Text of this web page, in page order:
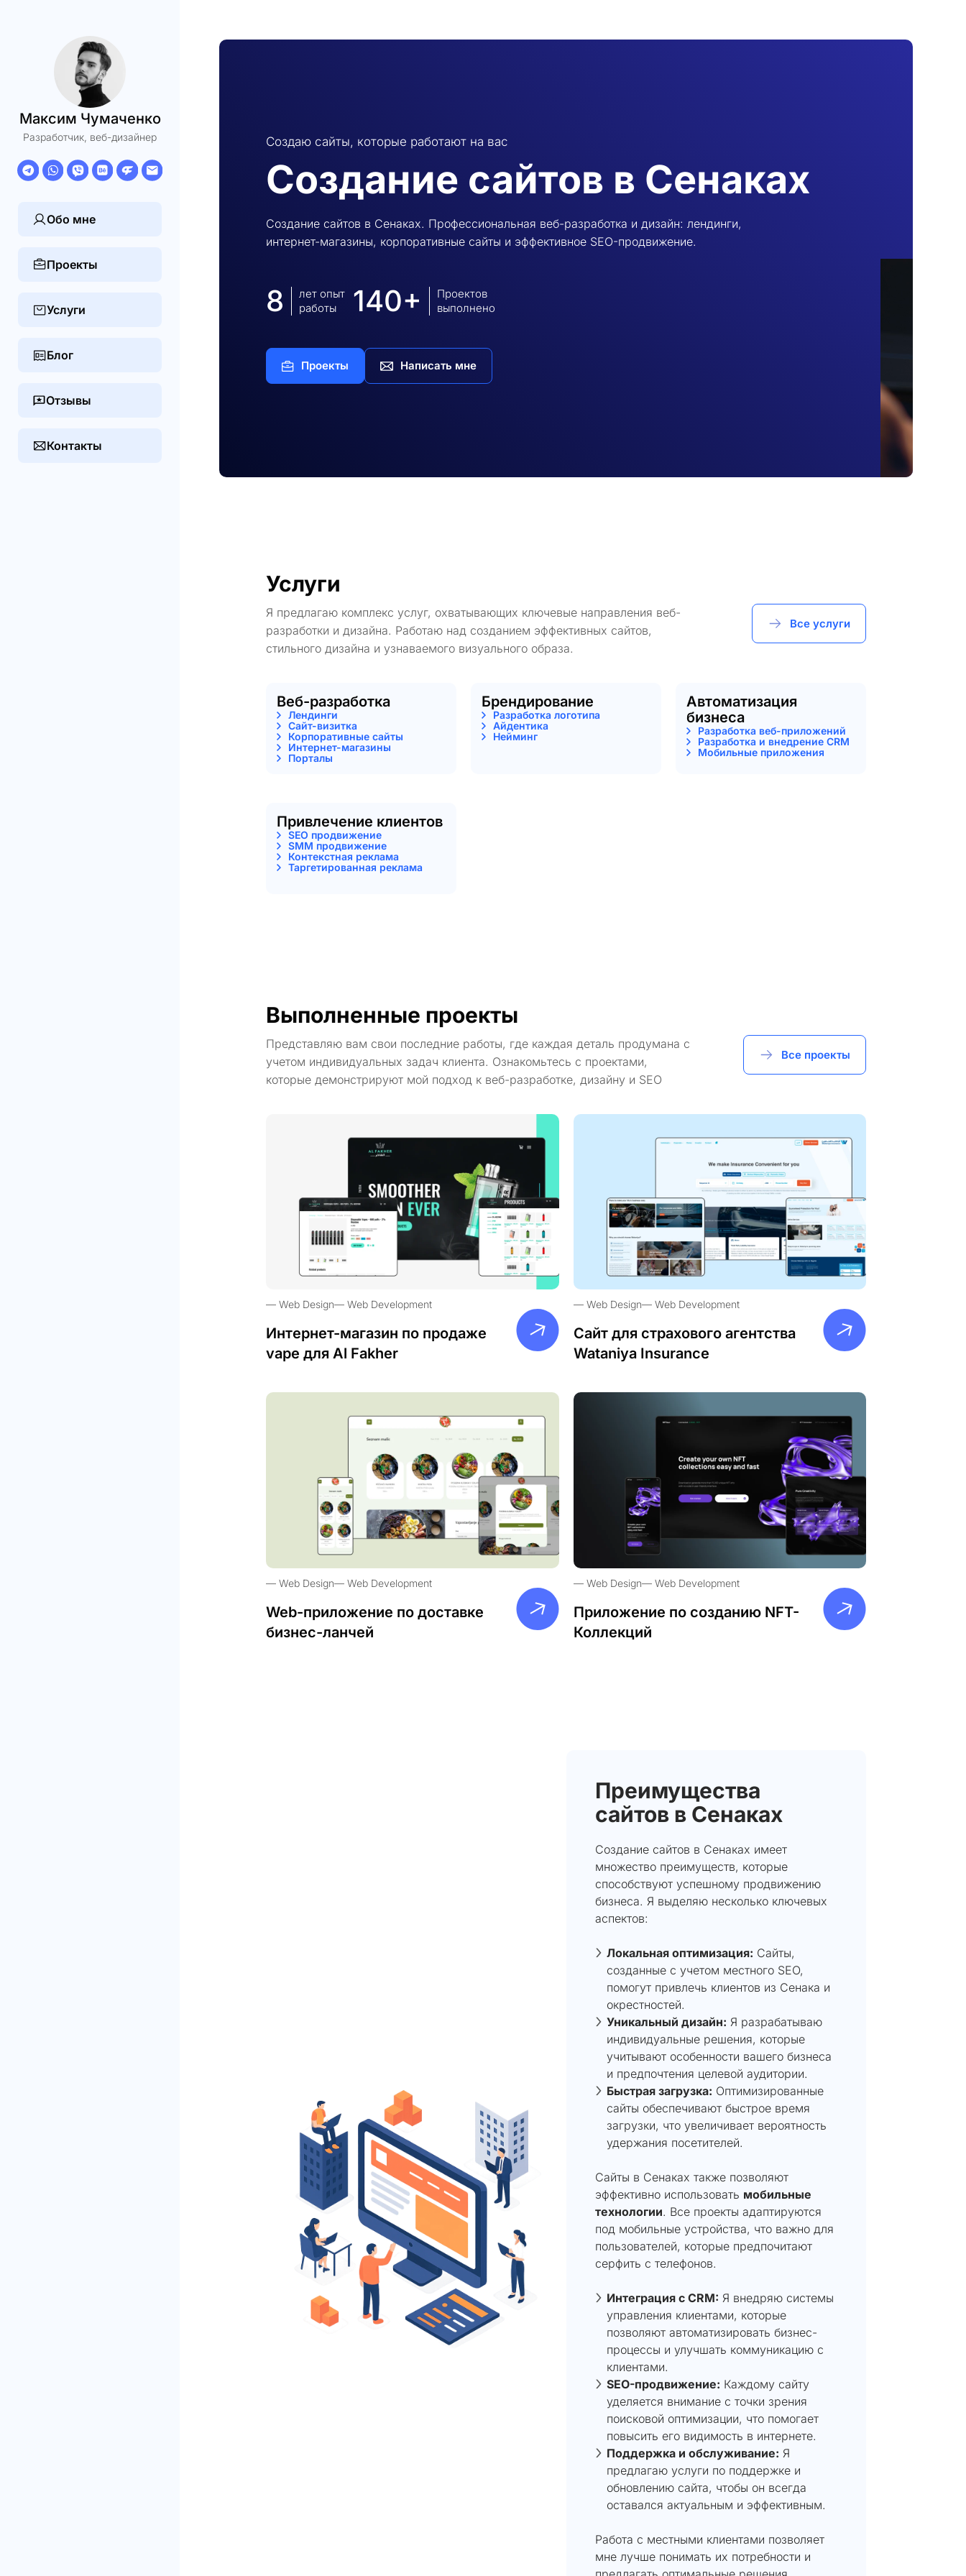
Максим Чумаченко
Разработчик, веб-дизайнер
Обо мне
Проекты
Услуги
Блог
Отзывы
Контакты
Создаю сайты, которые работают на вас
Создание сайтов в Сенаках
Создание сайтов в Сенаках. Профессиональная веб-разработка и дизайн: лендинги,
интернет-магазины, корпоративные сайты и эффективное SEO-продвижение.
8
лет опыт
работы
140+
Проектов
выполнено
Проекты Написать мне
Услуги
Я предлагаю комплекс услуг, охватывающих ключевые направления веб-
разработки и дизайна. Работаю над созданием эффективных сайтов,
стильного дизайна и узнаваемого визуального образа.
Все услуги
Веб-разработка
Лендинги
Сайт-визитка
Корпоративные сайты
Интернет-магазины
Порталы
Брендирование
Разработка логотипа
Айдентика
Нейминг
Автоматизация
бизнеса
Разработка веб-приложений
Разработка и внедрение CRM
Мобильные приложения
Привлечение клиентов
SEO продвижение
SMM продвижение
Контекстная реклама
Таргетированная реклама
Выполненные проекты
Представляю вам свои последние работы, где каждая деталь продумана с
учетом индивидуальных задач клиента. Ознакомьтесь с проектами,
которые демонстрируют мой подход к веб-разработке, дизайну и SEO
Все проекты
Web Design Web Development
Интернет-магазин по продаже
vape для Al Fakher
Web Design Web Development
Сайт для страхового агентства
Wataniya Insurance
Web Design Web Development
Web-приложение по доставке
бизнес-ланчей
Web Design Web Development
Приложение по созданию NFT-
Коллекций
Преимущества
сайтов в Сенаках
Создание сайтов в Сенаках имеет
множество преимуществ, которые
способствуют успешному продвижению
бизнеса. Я выделяю несколько ключевых
аспектов:
Локальная оптимизация: Сайты,
созданные с учетом местного SEO,
помогут привлечь клиентов из Сенака и
окрестностей.
Уникальный дизайн: Я разрабатываю
индивидуальные решения, которые
учитывают особенности вашего бизнеса
и предпочтения целевой аудитории.
Быстрая загрузка: Оптимизированные
сайты обеспечивают быстрое время
загрузки, что увеличивает вероятность
удержания посетителей.
Сайты в Сенаках также позволяют
эффективно использовать мобильные
технологии. Все проекты адаптируются
под мобильные устройства, что важно для
пользователей, которые предпочитают
серфить с телефонов.
Интеграция с CRM: Я внедряю системы
управления клиентами, которые
позволяют автоматизировать бизнес-
процессы и улучшать коммуникацию с
клиентами.
SEO-продвижение: Каждому сайту
уделяется внимание с точки зрения
поисковой оптимизации, что помогает
повысить его видимость в интернете.
Поддержка и обслуживание: Я
предлагаю услуги по поддержке и
обновлению сайта, чтобы он всегда
оставался актуальным и эффективным.
Работа с местными клиентами позволяет
мне лучше понимать их потребности и